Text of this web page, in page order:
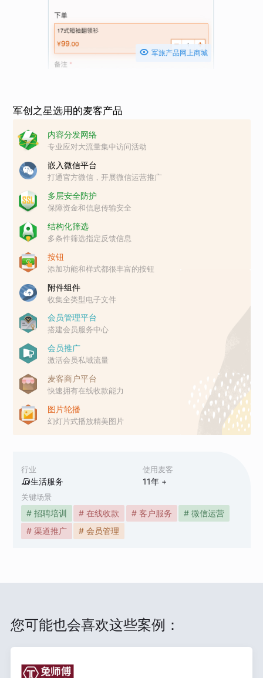
行业
生活服务
使用麦客
11年 +
关键场景
# 招聘培训 # 在线收款 # 客户服务
# 微信运营
# 渠道推广
# 会员管理
 军旅产品网上商城
军创之星选用的麦客产品
内容分发网络
专业应对大流量集中访问活动
嵌入微信平台
打通官方微信，开展微信运营推广
多层安全防护
保障资金和信息传输安全
结构化筛选
多条件筛选指定反馈信息
按钮
添加功能和样式都很丰富的按钮
附件组件
收集全类型电子文件
会员管理平台
搭建会员服务中心
会员推广
激活会员私域流量
麦客商户平台
快速拥有在线收款能力
图片轮播
幻灯片式播放精美图片
您可能也会喜欢这些案例：